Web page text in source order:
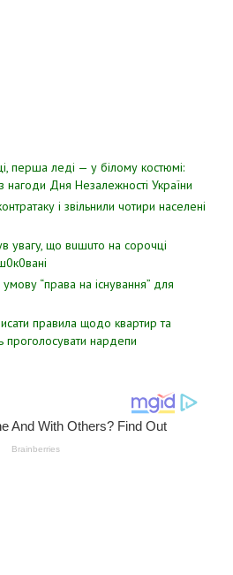
перша леді — у білому костюмі:
нагоди Дня Незалежності України
і звiльнили чотири наcелені
yвaгy, щo вuшuтo нa copoчцi
“пpава на іcнування” для
правила щодо квартир та
проголосувати нардепи